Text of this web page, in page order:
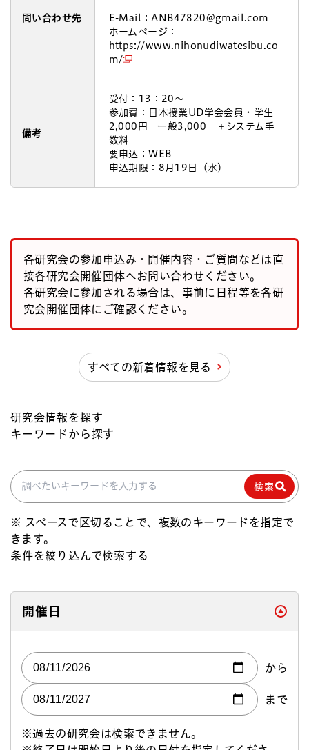
問い合わせ先
E-Mail：ANB47820@gmail.com
ホームページ：
https://www.nihonudiwatesibu.co
m/
備考
受付：13：20～
参加費：日本授業UD学会会員・学生
2,000円 一般3,000 ＋システム手
数料
要申込：WEB
申込期限：8月19日（水）
各研究会の参加申込み・開催内容・ご質問などは直
接各研究会開催団体へお問い合わせください。
各研究会に参加される場合は、事前に日程等を各研
究会開催団体にご確認ください。
すべての新着情報を見る
研究会情報を探す
キーワードから探す
検索
検索
※ スペースで区切ることで、複数のキーワードを指定で
きます。
条件を絞り込んで検索する
開催日 閉じる
から
まで
※過去の研究会は検索できません。